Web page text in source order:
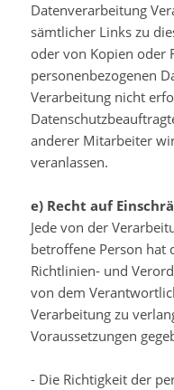
Datenverarbeitung
sämtlicher Links zu
oder von Kopien oder
personenbezogenen
Verarbeitung nicht
anderer Mitarbeiter
veranlassen.
e) Recht auf
Jede von der
betroffene Person hat
Richtlinien- und
von dem
Verarbeitung zu
Voraussetzungen
- Die Richtigkeit der